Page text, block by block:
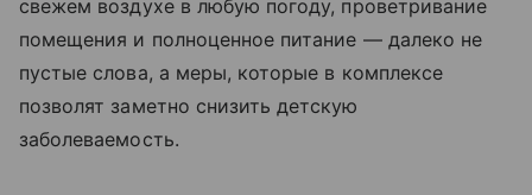
свежем воздухе в любую погоду, проветривание
помещения и полноценное питание — далеко не
пустые слова, а меры, которые в комплексе
позволят заметно снизить детскую
заболеваемость.